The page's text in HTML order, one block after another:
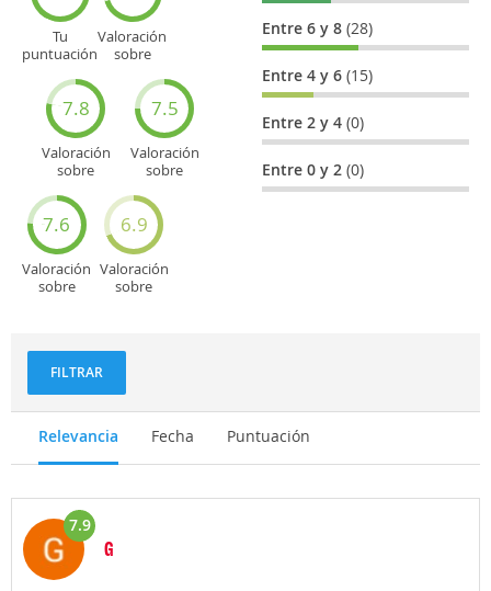
Tu
puntuación
Valoración
sobre
7.8
Valoración
sobre
7.5
Valoración
sobre
turísticos
7.6
Valoración
sobre
6.9
Valoración
sobre
Entre 6 y 8(28)
Entre 4 y 6(15)
Entre 2 y 4(0)
Entre 0 y 2(0)
FILTRAR
Relevancia Fecha Puntuación
7.9
G